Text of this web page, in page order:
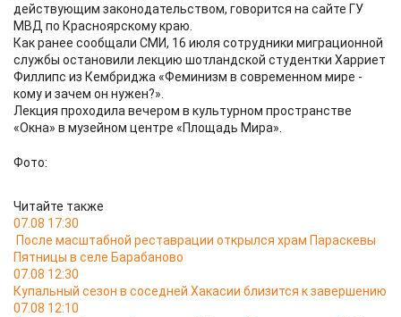
действующим законодательством, говорится на сайте ГУ
МВД по Красноярскому краю.
Как ранее сообщали СМИ, 16 июля сотрудники миграционной
службы остановили лекцию шотландской студентки Харриет
Филлипс из Кембриджа «Феминизм в современном мире -
кому и зачем он нужен?».
Лекция проходила вечером в культурном пространстве
«Окна» в музейном центре «Площадь Мира».
Фото:
Читайте также
07.08 17:30
После масштабной реставрации открылся храм Параскевы
Пятницы в селе Барабаново
07.08 12:30
Купальный сезон в соседней Хакасии близится к завершению
07.08 12:10